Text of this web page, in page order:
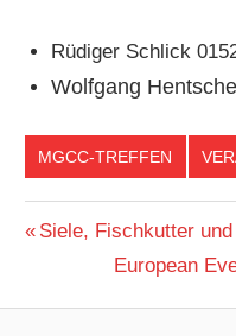
Rüdiger Schlick
Wolfgang
MGCC-TREFFEN
Vorheriger
Siele, Fischkutter
Nächster
European